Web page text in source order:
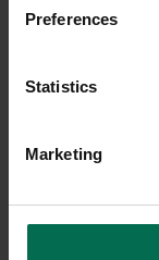
Preferences
Statistics
Marketing
Ljudabsorbent